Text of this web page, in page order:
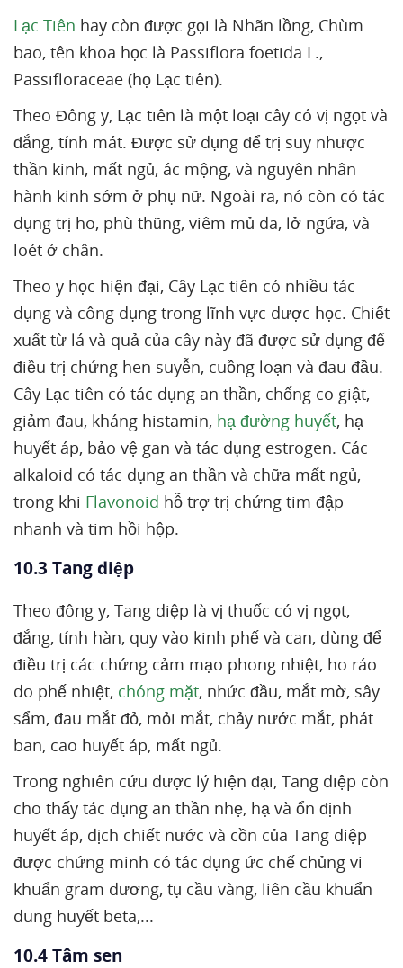
Lạc Tiên hay còn được gọi là Nhãn lồng, Chùm
bao, tên khoa học là Passiflora foetida L.,
Passifloraceae (họ Lạc tiên).
Theo Đông y, Lạc tiên là một loại cây có vị ngọt và
đắng, tính mát. Được sử dụng để trị suy nhược
thần kinh, mất ngủ, ác mộng, và nguyên nhân
hành kinh sớm ở phụ nữ. Ngoài ra, nó còn có tác
dụng trị ho, phù thũng, viêm mủ da, lở ngứa, và
loét ở chân.
Theo y học hiện đại, Cây Lạc tiên có nhiều tác
dụng và công dụng trong lĩnh vực dược học. Chiết
xuất từ lá và quả của cây này đã được sử dụng để
điều trị chứng hen suyễn, cuồng loạn và đau đầu.
Cây Lạc tiên có tác dụng an thần, chống co giật,
giảm đau, kháng histamin, hạ đường huyết, hạ
huyết áp, bảo vệ gan và tác dụng estrogen. Các
alkaloid có tác dụng an thần và chữa mất ngủ,
trong khi Flavonoid hỗ trợ trị chứng tim đập
nhanh và tim hồi hộp.
10.3 Tang diệp
Theo đông y, Tang diệp là vị thuốc có vị ngọt,
đắng, tính hàn, quy vào kinh phế và can, dùng để
điều trị các chứng cảm mạo phong nhiệt, ho ráo
do phế nhiệt, chóng mặt, nhức đầu, mắt mờ, sây
sẩm, đau mắt đỏ, mỏi mắt, chảy nước mắt, phát
ban, cao huyết áp, mất ngủ.
Trong nghiên cứu dược lý hiện đại, Tang diệp còn
cho thấy tác dụng an thần nhẹ, hạ và ổn định
huyết áp, dịch chiết nước và cồn của Tang diệp
được chứng minh có tác dụng ức chế chủng vi
khuẩn gram dương, tụ cầu vàng, liên cầu khuẩn
dung huyết beta,...
10.4 Tâm sen